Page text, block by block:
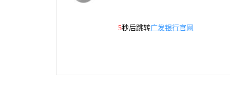
5秒后跳转广发银行官网